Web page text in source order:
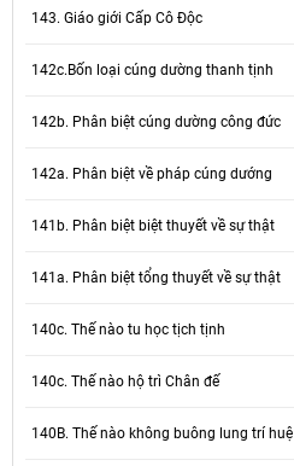
143. Giáo giới Cấp Cô Độc
142c.Bốn loại cúng dường thanh tịnh
142b. Phân biệt cúng dường công đức
142a. Phân biệt về pháp cúng dướng
141b. Phân biệt biệt thuyết về sự thật
141a. Phân biệt tổng thuyết về sự thật
140c. Thế nào tu học tịch tịnh
140c. Thế nào hộ trì Chân đế
140B. Thế nào không buông lung trí huệ